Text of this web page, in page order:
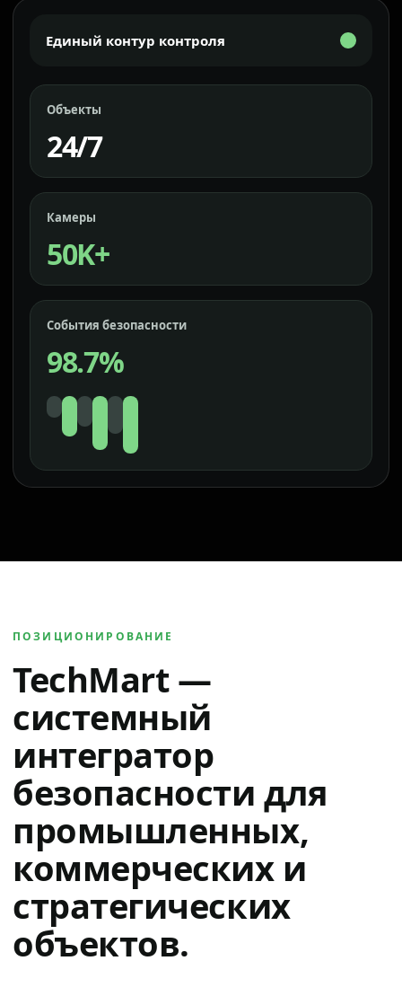
Единый контур контроля
Объекты
24/7
Камеры
50K+
События безопасности
98.7%
ПОЗИЦИОНИРОВАНИЕ
TechMart —
системный
интегратор
безопасности для
промышленных,
коммерческих и
стратегических
объектов.